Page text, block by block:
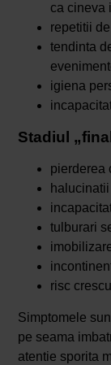
ca cineva
repetitii
tendinta
igiena
Stadiul
pierderea
tulburari
risc
Simptomele
pe seama
atentie sporita